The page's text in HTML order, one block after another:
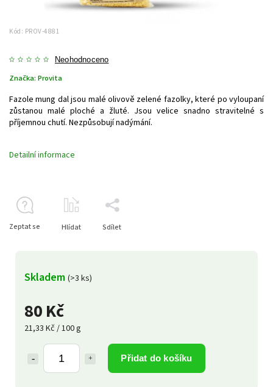
Kód: PROV-4881
Neohodnoceno
Značka: Provita
80 Kč
21,33 Kč / 100 g
Přidat do košíku
Skladem (>3 ks)
Fazole mung dal jsou malé olivově zelené fazolky, které po vyloupaní
zůstanou malé ploché a žluté. Jsou velice snadno stravitelné s
příjemnou chutí. Nezpůsobují nadýmání.
Detailní informace
Zeptat se Hlídat Sdílet